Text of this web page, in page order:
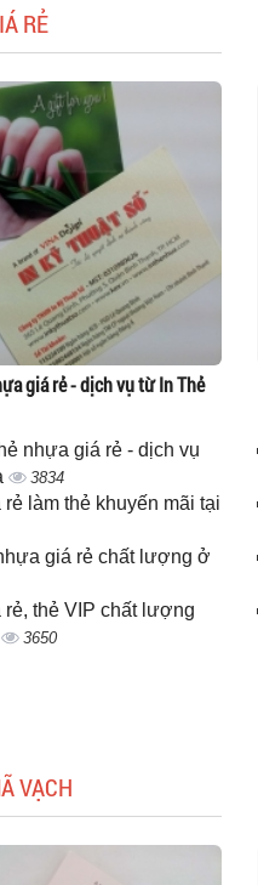
RẺ
giá rẻ - dịch vụ từ In Thẻ
nhựa giá rẻ - dịch vụ
3834
rẻ làm thẻ khuyến mãi tại
giá rẻ chất lượng ở
rẻ, thẻ VIP chất lượng
3650
VẠCH